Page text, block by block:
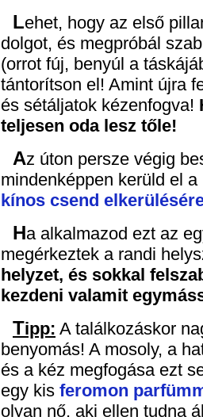
Lehet, hogy az első pillanatban furcsának fogja találni a
dolgot, és megpróbál
(orrot fúj, benyúl a
tántorítson el! Amint újra
és sétáljatok kézenfogva!
teljesen oda lesz tőle!
Az úton persze végig beszélgessetek valamiről,
mindenképpen kerüld el
kínos csend
Ha alkalmazod ezt az egyszerű módszert, akkor mire
megérkeztek a randi
helyzet, és sokkal
kezdeni valamit
Tipp: A találkozáskor
benyomás! A mosoly, a
és a kéz megfogása ezt
egy kis feromon
olyan nő, aki ellen tudna